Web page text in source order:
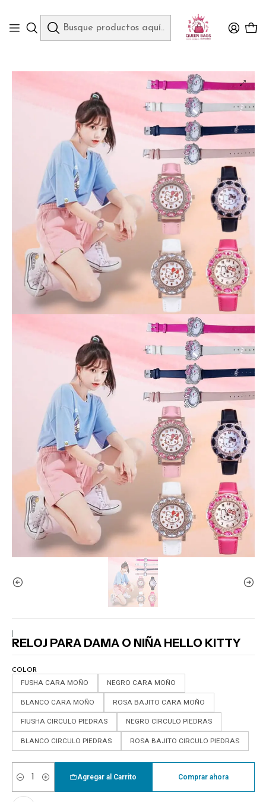
Inicio HOGAR RELOJ PARA DAMA O NIÑA HELLO KITTY
RELOJ PARA DAMA O NIÑA HELLO KITTY
COLOR
FUSHA CARA MOÑO NEGRO CARA MOÑO
BLANCO CARA MOÑO ROSA BAJITO CARA MOÑO
FIUSHA CIRCULO PIEDRAS NEGRO CIRCULO PIEDRAS
BLANCO CIRCULO PIEDRAS ROSA BAJITO CIRCULO PIEDRAS
Cantidad
Agregar al Carrito Comprar ahora